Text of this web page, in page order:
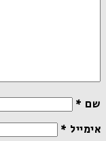
שם*
אימייל*